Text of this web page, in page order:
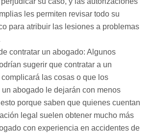
les permiten revisar todo su
para atribuir las lesiones a problemas
contratar un abogado: Algunos
sugerir que contratar a un
las cosas o que los
un abogado le dejarán con menos
porque saben que quienes cuentan
legal suelen obtener mucho más
con experiencia en accidentes de